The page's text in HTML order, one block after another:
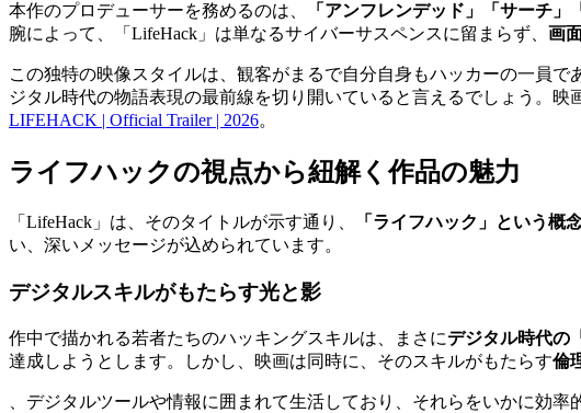
本作のプロデューサーを務めるのは、 「アンフレンデッド」「サーチ」
腕によって、「LifeHack」は単なるサイバーサスペンスに留まらず、 画
この独特の映像スタイルは、観客がまるで自分自身もハッカーの一員
ジタル時代の物語表現の最前線を切り開いていると言えるでしょう。映
LIFEHACK | Official Trailer | 2026。
ライフハックの視点から紐解く作品の魅力
「LifeHack」は、そのタイトルが示す通り、 「ライフハック」という概
い、深いメッセージが込められています。
デジタルスキルがもたらす光と影
作中で描かれる若者たちのハッキングスキルは、まさにデジタル時代の
達成しようとします。しかし、映画は同時に、そのスキルがもたらす倫
、デジタルツールや情報に囲まれて生活しており、それらをいかに効